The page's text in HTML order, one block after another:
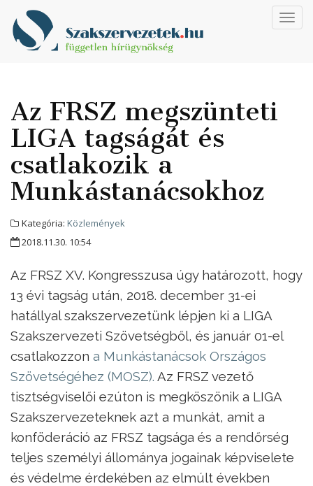
Az FRSZ megszünteti
LIGA tagságát és
csatlakozik a
Munkástanácsokhoz
Kategória: Közlemények
2018.11.30. 10:54
Az FRSZ XV. Kongresszusa úgy határozott, hogy
13 évi tagság után, 2018. december 31-ei
hatállyal szakszervezetünk lépjen ki a LIGA
Szakszervezeti Szövetségből, és január 01-el
csatlakozzon a Munkástanácsok Országos
Szövetségéhez (MOSZ). Az FRSZ vezető
tisztségviselői ezúton is megköszönik a LIGA
Szakszervezeteknek azt a munkát, amit a
konföderáció az FRSZ tagsága és a rendőrség
teljes személyi állománya jogainak képviselete
és védelme érdekében az elmúlt években